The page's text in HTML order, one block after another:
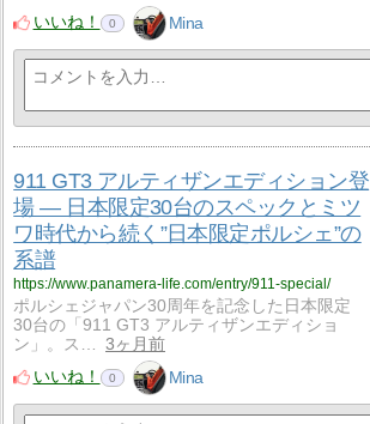
いいね！
0 Mina
911 GT3 アルティザンエディション登
場 — 日本限定30台のスペックとミツ
ワ時代から続く”日本限定ポルシェ”の
系譜
https://www.panamera-life.com/entry/911-special/
ポルシェジャパン30周年を記念した日本限定
30台の「911 GT3 アルティザンエディショ
ン」。ス…
3ヶ月前
いいね！
0 Mina